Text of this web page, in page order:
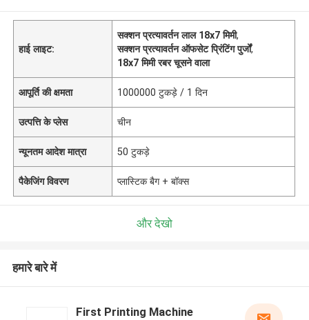
हाई लाइट:
सक्शन प्रत्यावर्तन लाल 18x7 मिमी,
सक्शन प्रत्यावर्तन ऑफसेट प्रिंटिंग पुर्जों,
18x7 मिमी रबर चूसने वाला
आपूर्ति की क्षमता 1000000 टुकड़े / 1 दिन
उत्पत्ति के प्लेस चीन
न्यूनतम आदेश मात्रा 50 टुकड़े
पैकेजिंग विवरण प्लास्टिक बैग + बॉक्स
और देखो
हमारे बारे में
First Printing Machine